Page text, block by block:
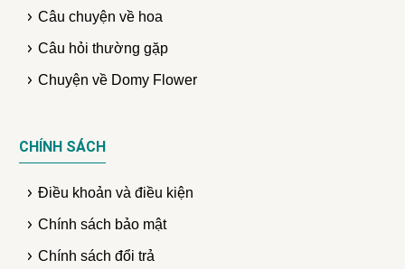
Câu chuyện về hoa
Câu hỏi thường gặp
Chuyện về Domy Flower
CHÍNH SÁCH
Điều khoản và điều kiện
Chính sách bảo mật
Chính sách đổi trả